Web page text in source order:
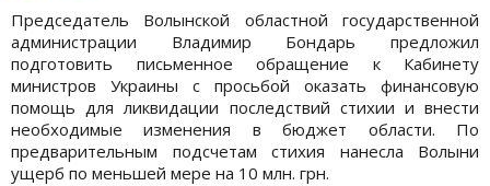
Председатель Волынской областной государственной
администрации Владимир Бондарь предложил
подготовить письменное обращение к Кабинету
министров Украины с просьбой оказать финансовую
помощь для ликвидации последствий стихии и внести
необходимые изменения в бюджет области. По
предварительным подсчетам стихия нанесла Волыни
ущерб по меньшей мере на 10 млн. грн.